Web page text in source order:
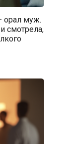
орал муж.
смотрела,